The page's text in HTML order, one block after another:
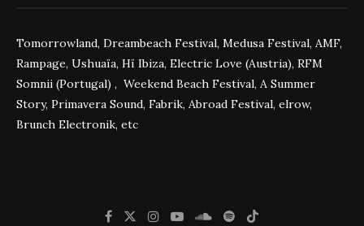
Tomorrowland, Dreambeach Festival, Medusa Festival, AMF,
Rampage, Ushuaïa, Hï Ibiza, Electric Love (Austria), RFM
Somnii (Portugal) , Weekend Beach Festival, A Summer
Story, Primavera Sound, Fabrik, Abroad Festival, elrow,
Brunch Electronik, etc